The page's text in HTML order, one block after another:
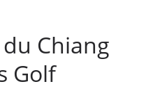
Chiang
Golf